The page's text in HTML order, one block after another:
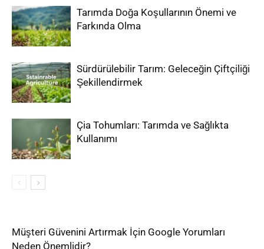
Tarımda Doğa Koşullarının Önemi ve
Farkında Olma
Sürdürülebilir Tarım: Geleceğin Çiftçiliği
Şekillendirmek
Çia Tohumları: Tarımda ve Sağlıkta
Kullanımı
Müşteri Güvenini Artırmak İçin Google Yorumları
Neden Önemlidir?